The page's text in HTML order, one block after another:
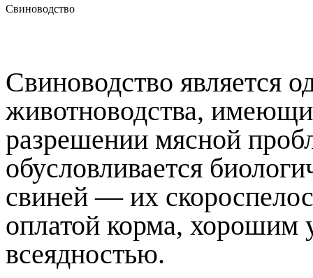
Свиноводство
Свиноводство является
животноводства,
разрешении мясной
обусловливается
свиней — их
оплатой корма,
всеядностью.